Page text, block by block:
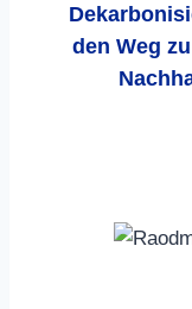
den Weg